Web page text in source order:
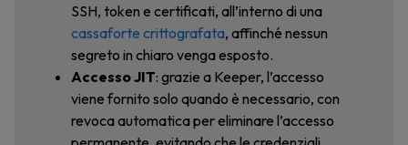
SSH, token e certificati, all’interno di una
cassaforte crittografata, affinché nessun
segreto in chiaro venga esposto.
Accesso JIT: grazie a Keeper, l’accesso
viene fornito solo quando è necessario, con
revoca automatica per eliminare l’accesso